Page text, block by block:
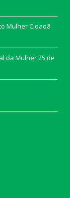
Mulher Cidadã
da Mulher25 de